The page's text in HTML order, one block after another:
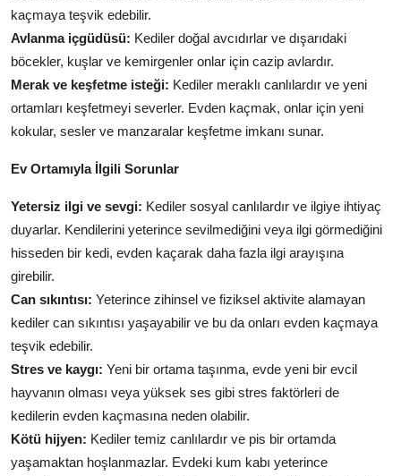
kaçmaya teşvik edebilir.
Avlanma içgüdüsü: Kediler doğal avcıdırlar ve dışarıdaki
böcekler, kuşlar ve kemirgenler onlar için cazip avlardır.
Merak ve keşfetme isteği: Kediler meraklı canlılardır ve yeni
ortamları keşfetmeyi severler. Evden kaçmak, onlar için yeni
kokular, sesler ve manzaralar keşfetme imkanı sunar.
Ev Ortamıyla İlgili Sorunlar
Yetersiz ilgi ve sevgi: Kediler sosyal canlılardır ve ilgiye ihtiyaç
duyarlar. Kendilerini yeterince sevilmediğini veya ilgi görmediğini
hisseden bir kedi, evden kaçarak daha fazla ilgi arayışına
girebilir.
Can sıkıntısı: Yeterince zihinsel ve fiziksel aktivite alamayan
kediler can sıkıntısı yaşayabilir ve bu da onları evden kaçmaya
teşvik edebilir.
Stres ve kaygı: Yeni bir ortama taşınma, evde yeni bir evcil
hayvanın olması veya yüksek ses gibi stres faktörleri de
kedilerin evden kaçmasına neden olabilir.
Kötü hijyen: Kediler temiz canlılardır ve pis bir ortamda
yaşamaktan hoşlanmazlar. Evdeki kum kabı yeterince